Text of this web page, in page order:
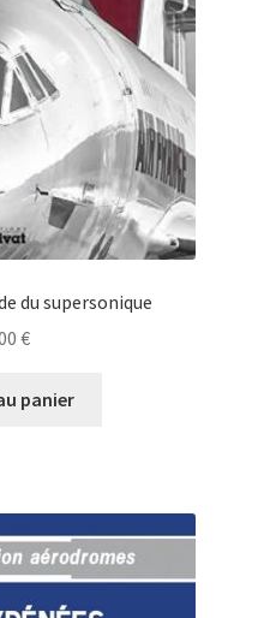
du supersonique
€
panier